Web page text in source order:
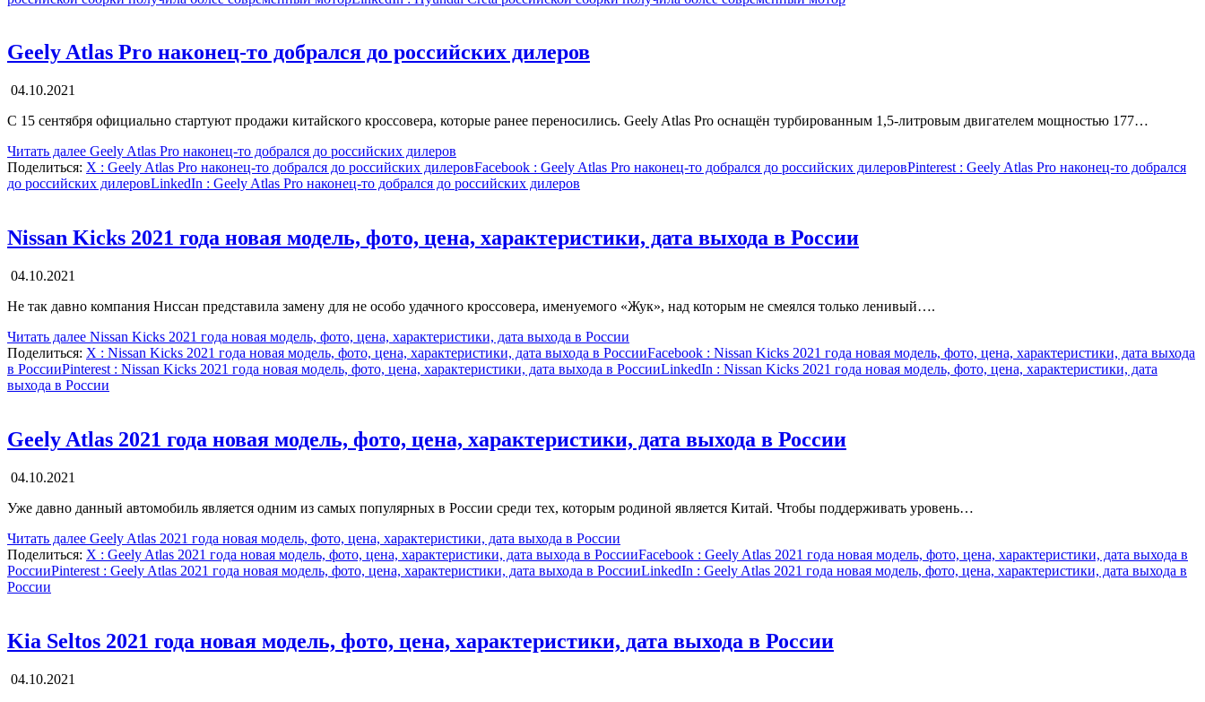
Geely Atlas Pro наконец-то добрался до российских дилеров
04.10.2021
С 15 сентября официально стартуют продажи китайского кроссовера, которые ранее переносились. Geely Atlas Pro оснащён турбированным 1,5-литровым двигателем мощностью 177…
Читать далее Geely Atlas Pro наконец-то добрался до российских дилеров
Поделиться: X : Geely Atlas Pro наконец-то добрался до российских дилеровFacebook : Geely Atlas Pro наконец-то добрался до российских дилеровPinterest : Geely Atlas Pro наконец-то добрался
до российских дилеровLinkedIn : Geely Atlas Pro наконец-то добрался до российских дилеров
Nissan Kicks 2021 года новая модель, фото, цена, характеристики, дата выхода в России
04.10.2021
Не так давно компания Ниссан представила замену для не особо удачного кроссовера, именуемого «Жук», над которым не смеялся только ленивый….
Читать далее Nissan Kicks 2021 года новая модель, фото, цена, характеристики, дата выхода в России
Поделиться: X : Nissan Kicks 2021 года новая модель, фото, цена, характеристики, дата выхода в РоссииFacebook : Nissan Kicks 2021 года новая модель, фото, цена, характеристики, дата выхода
в РоссииPinterest : Nissan Kicks 2021 года новая модель, фото, цена, характеристики, дата выхода в РоссииLinkedIn : Nissan Kicks 2021 года новая модель, фото, цена, характеристики, дата
выхода в России
Geely Atlas 2021 года новая модель, фото, цена, характеристики, дата выхода в России
04.10.2021
Уже давно данный автомобиль является одним из самых популярных в России среди тех, которым родиной является Китай. Чтобы поддерживать уровень…
Читать далее Geely Atlas 2021 года новая модель, фото, цена, характеристики, дата выхода в России
Поделиться: X : Geely Atlas 2021 года новая модель, фото, цена, характеристики, дата выхода в РоссииFacebook : Geely Atlas 2021 года новая модель, фото, цена, характеристики, дата выхода в
РоссииPinterest : Geely Atlas 2021 года новая модель, фото, цена, характеристики, дата выхода в РоссииLinkedIn : Geely Atlas 2021 года новая модель, фото, цена, характеристики, дата выхода в
России
Kia Seltos 2021 года новая модель, фото, цена, характеристики, дата выхода в России
04.10.2021